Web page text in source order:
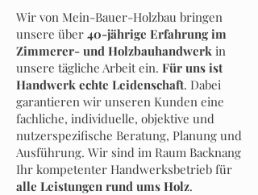
Wir von Mein-Bauer-Holzbau bringen
unsere über 40-jährige Erfahrung im
Zimmerer- und Holzbauhandwerk in
unsere tägliche Arbeit ein. Für uns ist
Handwerk echte Leidenschaft. Dabei
garantieren wir unseren Kunden eine
fachliche, individuelle, objektive und
nutzerspezifische Beratung, Planung und
Ausführung. Wir sind im Raum Backnang
Ihr kompetenter Handwerksbetrieb für
alle Leistungen rund ums Holz.